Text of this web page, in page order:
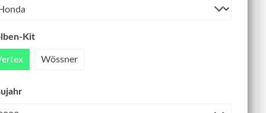
Kit
Wössner